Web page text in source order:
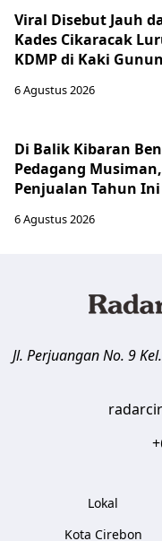
Viral Disebut Jauh
Kades Cikaracak
KDMP di Kaki
6 Agustus 2026
Di Balik Kibaran
Pedagang
Penjualan Tahun
6 Agustus 2026
Jl. Perjuangan No. 9
Lokal
Kota Cirebon